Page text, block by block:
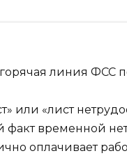
или «лист
временной
оплачивает